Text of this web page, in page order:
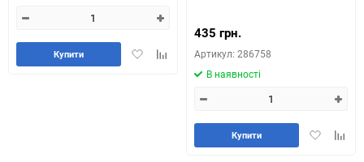
ДодатиДодайте
порівняння
Купити
435 грн.
Артикул: 286758
В наявності
Додати
Купити